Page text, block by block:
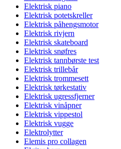
Elektrisk piano
Elektrisk potetskreller
Elektrisk påhengsmotor
Elektrisk rivjern
Elektrisk skateboard
Elektrisk snøfres
Elektrisk tannbørste test
Elektrisk trillebår
Elektrisk trommesett
Elektrisk tørkestativ
Elektrisk ugressfjerner
Elektrisk vinåpner
Elektrisk vippestol
Elektrisk vugge
Elektrolytter
Elemis pro collagen